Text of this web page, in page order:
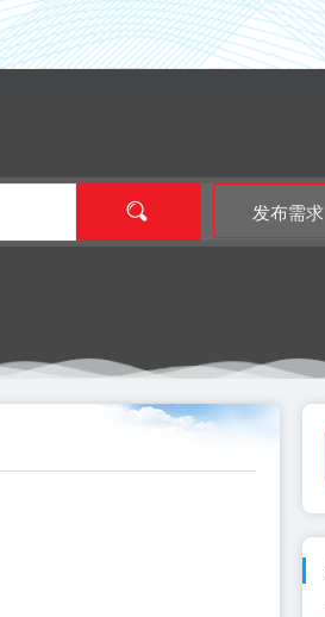
发布需求